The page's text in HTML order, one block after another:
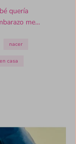
quería
me
nacer
casa